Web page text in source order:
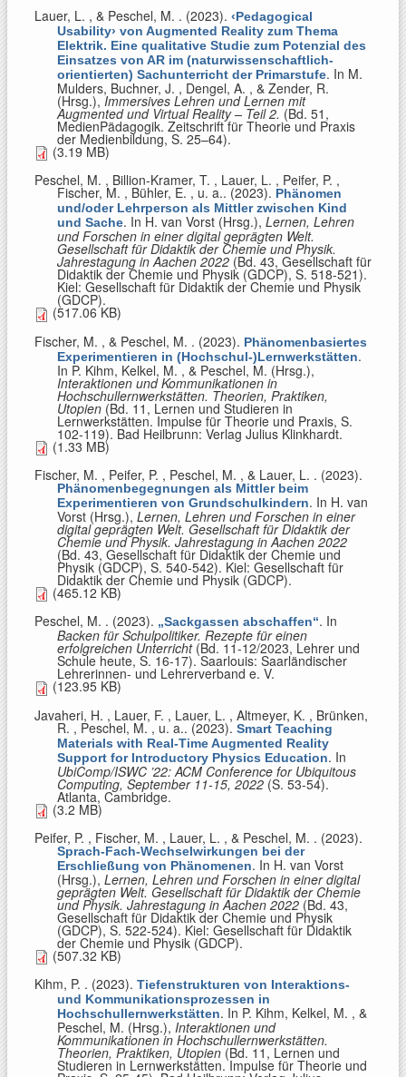
Lauer, L. , & Peschel, M. . (2023). ‹Pedagogical
Usability› von Augmented Reality zum Thema
Elektrik. Eine qualitative Studie zum Potenzial des
Einsatzes von AR im (naturwissenschaftlich-
orientierten) Sachunterricht der Primarstufe. In M.
Mulders, Buchner, J. , Dengel, A. , & Zender, R.
(Hrsg.), Immersives Lehren und Lernen mit
Augmented und Virtual Reality – Teil 2. (Bd. 51,
MedienPädagogik. Zeitschrift für Theorie und Praxis
der Medienbildung, S. 25–64).
(3.19 MB)
Peschel, M. , Billion-Kramer, T. , Lauer, L. , Peifer, P. ,
Fischer, M. , Bühler, E. , u. a.. (2023). Phänomen
und/oder Lehrperson als Mittler zwischen Kind
und Sache. In H. van Vorst (Hrsg.), Lernen, Lehren
und Forschen in einer digital geprägten Welt.
Gesellschaft für Didaktik der Chemie und Physik.
Jahrestagung in Aachen 2022 (Bd. 43, Gesellschaft für
Didaktik der Chemie und Physik (GDCP), S. 518-521).
Kiel: Gesellschaft für Didaktik der Chemie und Physik
(GDCP).
(517.06 KB)
Fischer, M. , & Peschel, M. . (2023). Phänomenbasiertes
Experimentieren in (Hochschul-)Lernwerkstätten.
In P. Kihm, Kelkel, M. , & Peschel, M. (Hrsg.),
Interaktionen und Kommunikationen in
Hochschullernwerkstätten. Theorien, Praktiken,
Utopien (Bd. 11, Lernen und Studieren in
Lernwerkstätten. Impulse für Theorie und Praxis, S.
102-119). Bad Heilbrunn: Verlag Julius Klinkhardt.
(1.33 MB)
Fischer, M. , Peifer, P. , Peschel, M. , & Lauer, L. . (2023).
Phänomenbegegnungen als Mittler beim
Experimentieren von Grundschulkindern. In H. van
Vorst (Hrsg.), Lernen, Lehren und Forschen in einer
digital geprägten Welt. Gesellschaft für Didaktik der
Chemie und Physik. Jahrestagung in Aachen 2022
(Bd. 43, Gesellschaft für Didaktik der Chemie und
Physik (GDCP), S. 540-542). Kiel: Gesellschaft für
Didaktik der Chemie und Physik (GDCP).
(465.12 KB)
Peschel, M. . (2023). „Sackgassen abschaffen“. In
Backen für Schulpolitiker. Rezepte für einen
erfolgreichen Unterricht(Bd. 11-12/2023, Lehrer und
Schule heute, S. 16-17). Saarlouis: Saarländischer
Lehrerinnen- und Lehrerverband e. V.
(123.95 KB)
Javaheri, H. , Lauer, F. , Lauer, L. , Altmeyer, K. , Brünken,
R. , Peschel, M. , u. a.. (2023). Smart Teaching
Materials with Real-Time Augmented Reality
Support for Introductory Physics Education. In
UbiComp/ISWC ’22: ACM Conference for Ubiquitous
Computing, September 11-15, 2022 (S. 53-54).
Atlanta, Cambridge.
(3.2 MB)
Peifer, P. , Fischer, M. , Lauer, L. , & Peschel, M. . (2023).
Sprach-Fach-Wechselwirkungen bei der
Erschließung von Phänomenen. In H. van Vorst
(Hrsg.), Lernen, Lehren und Forschen in einer digital
geprägten Welt. Gesellschaft für Didaktik der Chemie
und Physik. Jahrestagung in Aachen 2022 (Bd. 43,
Gesellschaft für Didaktik der Chemie und Physik
(GDCP), S. 522-524). Kiel: Gesellschaft für Didaktik
der Chemie und Physik (GDCP).
(507.32 KB)
Kihm, P. . (2023). Tiefenstrukturen von Interaktions-
und Kommunikationsprozessen in
Hochschullernwerkstätten. In P. Kihm, Kelkel, M. , &
Peschel, M. (Hrsg.), Interaktionen und
Kommunikationen in Hochschullernwerkstätten.
Theorien, Praktiken, Utopien (Bd. 11, Lernen und
Studieren in Lernwerkstätten. Impulse für Theorie und